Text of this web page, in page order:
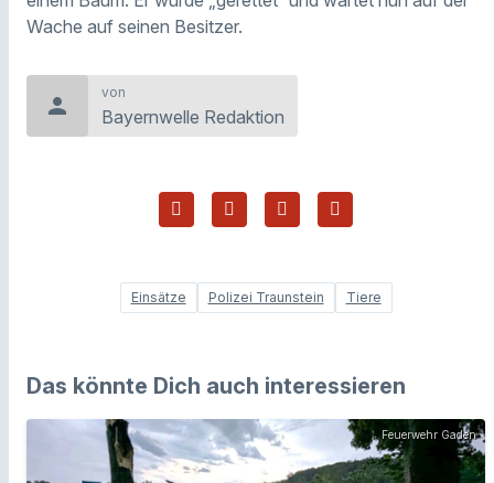
Wache auf seinen Besitzer.
person
von
Bayernwelle Redaktion
Einsätze Polizei Traunstein Tiere
Das könnte Dich auch interessieren
Feuerwehr Gaden